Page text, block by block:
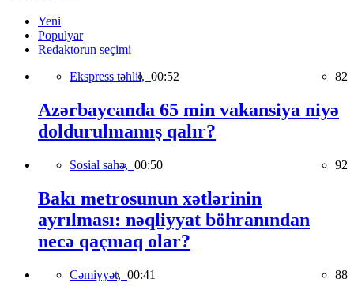
Yeni
Populyar
Redaktorun seçimi
Ekspress təhlil, 00:52 82
Azərbaycanda 65 min vakansiya niyə
doldurulmamış qalır?
Sosial sahə, 00:50 92
Bakı metrosunun xətlərinin
ayrılması: nəqliyyat böhranından
necə qaçmaq olar?
Cəmiyyət, 00:41 88